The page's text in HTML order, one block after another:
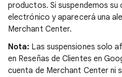
productos. Si suspendemos
electrónico y aparecerá una
Merchant Center.
Nota: Las suspensiones solo
en Reseñas de Clientes en
cuenta de Merchant Center ni